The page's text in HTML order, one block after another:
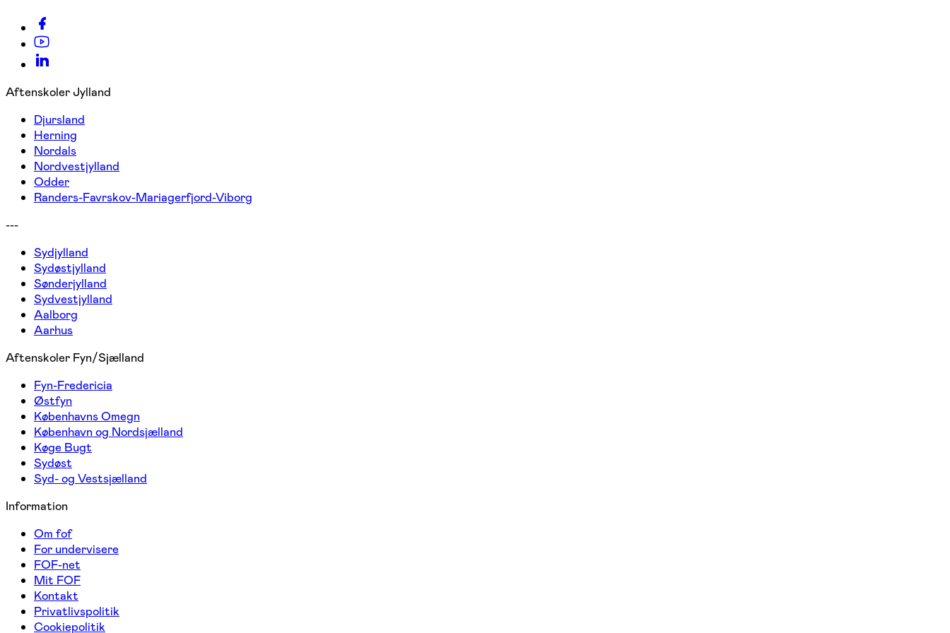
Aftenskoler Jylland
Djursland
Herning
Nordals
Nordvestjylland
Odder
Randers-Favrskov-Mariagerfjord-Viborg
---
Sydjylland
Sydøstjylland
Sønderjylland
Sydvestjylland
Aalborg
Aarhus
Aftenskoler Fyn/Sjælland
Fyn-Fredericia
Østfyn
Københavns Omegn
København og Nordsjælland
Køge Bugt
Sydøst
Syd- og Vestsjælland
Information
Om fof
For undervisere
FOF-net
Mit FOF
Kontakt
Privatlivspolitik
Cookiepolitik